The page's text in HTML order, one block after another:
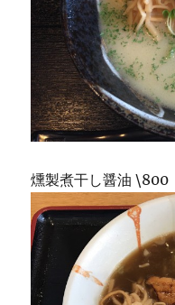
燻製煮干し醤油 \800